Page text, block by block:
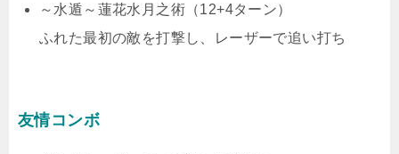
～水遁～蓮花水月之術（12+4ターン）
ふれた最初の敵を打撃し、レーザーで追い打ち
友情コンボ